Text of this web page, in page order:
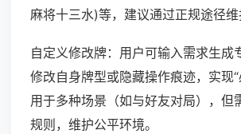
麻将十三水)等，建议通过正规途径维
自定义修改牌：用户可输入需求生成
修改自身牌型或隐藏操作痕迹，实现
用于多种场景（如与好友对局），但
规则，维护公平环境。